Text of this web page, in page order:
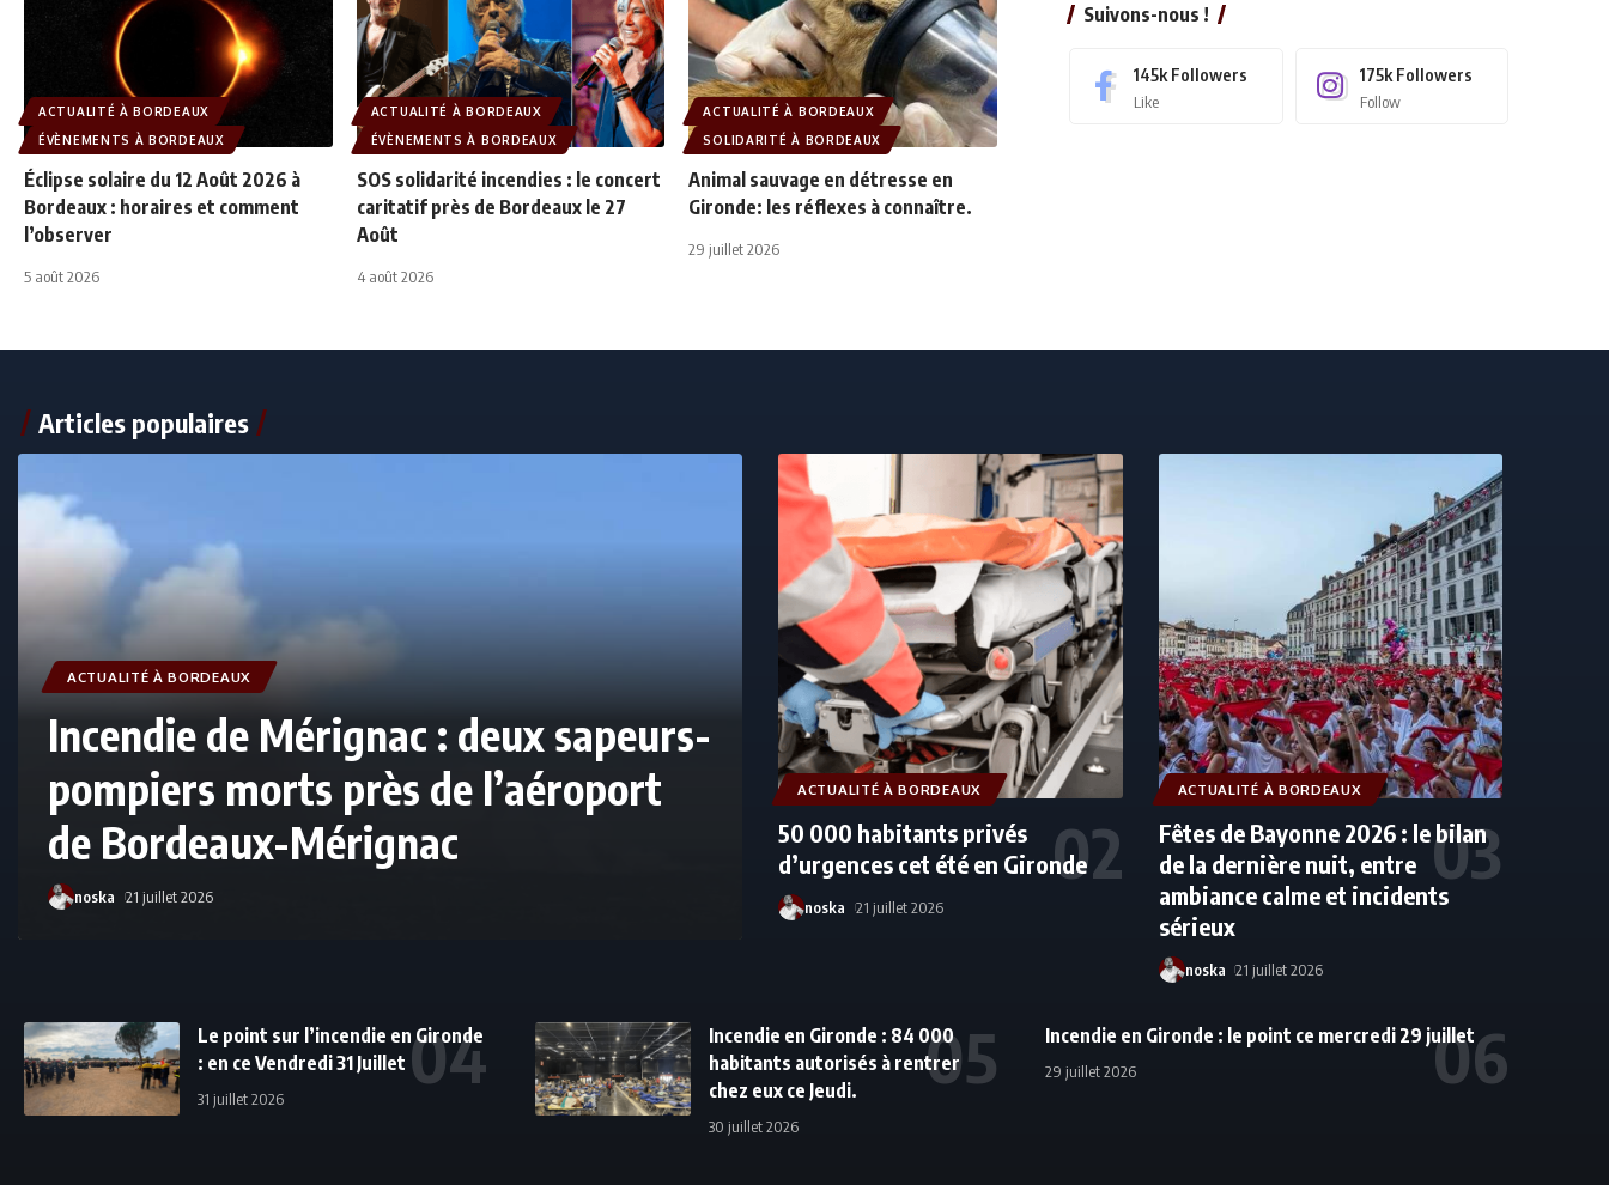
ACTUALITÉ À BORDEAUX
ÉVÈNEMENTS À BORDEAUX
Éclipse solaire du 12 Août 2026 à
Bordeaux : horaires et comment
l’observer
5 août 2026
ACTUALITÉ À BORDEAUX
ÉVÈNEMENTS À BORDEAUX
SOS solidarité incendies : le concert
caritatif près de Bordeaux le 27
Août
4 août 2026
ACTUALITÉ À BORDEAUX
SOLIDARITÉ À BORDEAUX
Animal sauvage en détresse en
Gironde: les réflexes à connaître.
29 juillet 2026
Suivons-nous !
145k Followers
Like
175k Followers
Follow
Articles populaires
ACTUALITÉ À BORDEAUX
Incendie de Mérignac : deux sapeurs-
pompiers morts près de l’aéroport
de Bordeaux-Mérignac
noska 21 juillet 2026
ACTUALITÉ À BORDEAUX
50 000 habitants privés
d’urgences cet été en Gironde
noska 21 juillet 2026
ACTUALITÉ À BORDEAUX
Fêtes de Bayonne 2026 : le bilan
de la dernière nuit, entre
ambiance calme et incidents
sérieux
noska 21 juillet 2026
Le point sur l’incendie en Gironde
: en ce Vendredi 31 Juillet
31 juillet 2026
Incendie en Gironde : 84 000
habitants autorisés à rentrer
chez eux ce Jeudi.
30 juillet 2026
Incendie en Gironde : le point ce mercredi 29 juillet
29 juillet 2026